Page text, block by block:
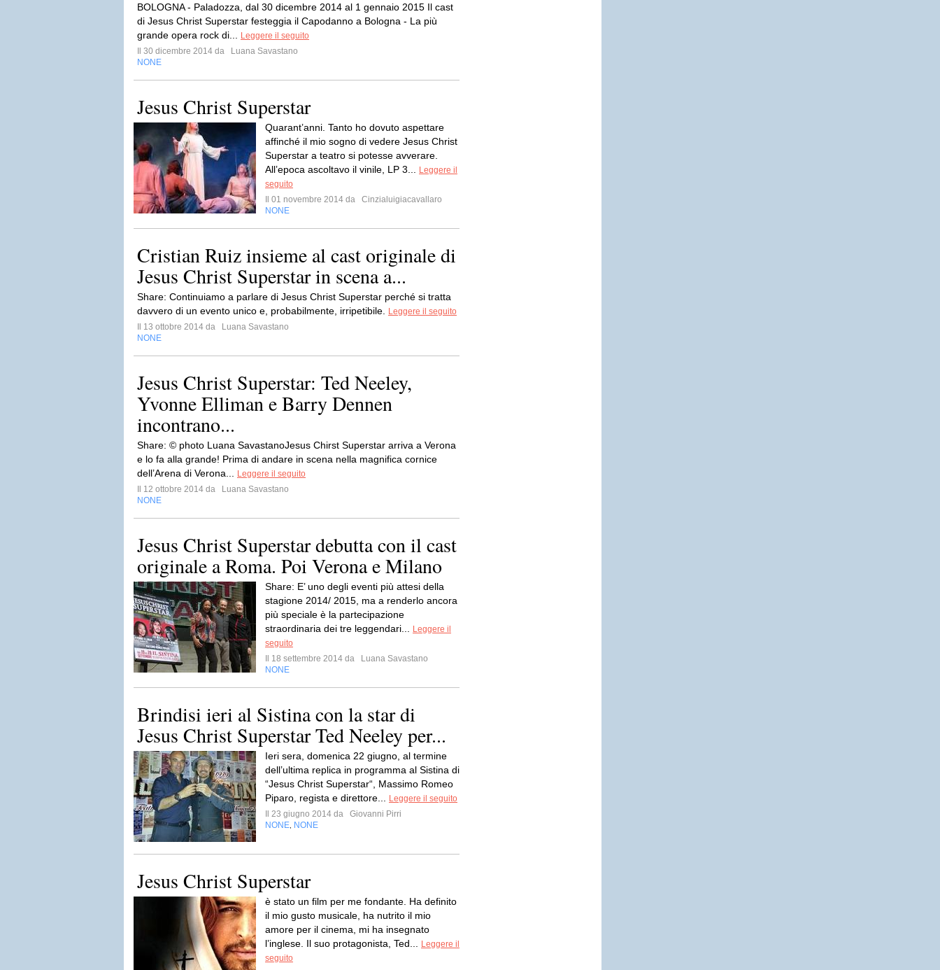
BOLOGNA - Paladozza, dal 30 dicembre 2014 al 1 gennaio 2015 Il cast
di Jesus Christ Superstar festeggia il Capodanno a Bologna - La più
grande opera rock di...
Leggere il seguito
Il 30 dicembre 2014 da
Luana Savastano
NONE
Jesus Christ Superstar
Quarant’anni. Tanto ho dovuto aspettare
affinché il mio sogno di vedere Jesus Christ
Superstar a teatro si potesse avverare.
All’epoca ascoltavo il vinile, LP 3...
Leggere il
seguito
Il 01 novembre 2014 da
Cinzialuigiacavallaro
NONE
Cristian Ruiz insieme al cast originale di
Jesus Christ Superstar in scena a...
Share: Continuiamo a parlare di Jesus Christ Superstar perché si tratta
davvero di un evento unico e, probabilmente, irripetibile.
Leggere il seguito
Il 13 ottobre 2014 da
Luana Savastano
NONE
Jesus Christ Superstar: Ted Neeley,
Yvonne Elliman e Barry Dennen
incontrano...
Share: © photo Luana SavastanoJesus Chirst Superstar arriva a Verona
e lo fa alla grande! Prima di andare in scena nella magnifica cornice
dell’Arena di Verona...
Leggere il seguito
Il 12 ottobre 2014 da
Luana Savastano
NONE
Jesus Christ Superstar debutta con il cast
originale a Roma. Poi Verona e Milano
Share: E’ uno degli eventi più attesi della
stagione 2014/ 2015, ma a renderlo ancora
più speciale è la partecipazione
straordinaria dei tre leggendari...
Leggere il
seguito
Il 18 settembre 2014 da
Luana Savastano
NONE
Brindisi ieri al Sistina con la star di
Jesus Christ Superstar Ted Neeley per...
I​eri sera, domenica 22 giugno, al termine
dell’ultima replica in programma al Sistina di
“Jesus Christ Superstar“, Massimo Romeo
Piparo, regista e direttore...
Leggere il seguito
Il 23 giugno 2014 da
Giovanni Pirri
NONE NONE
Jesus Christ Superstar
è stato un film per me fondante. Ha definito
il mio gusto musicale, ha nutrito il mio
amore per il cinema, mi ha insegnato
l’inglese. Il suo protagonista, Ted...
Leggere il
seguito